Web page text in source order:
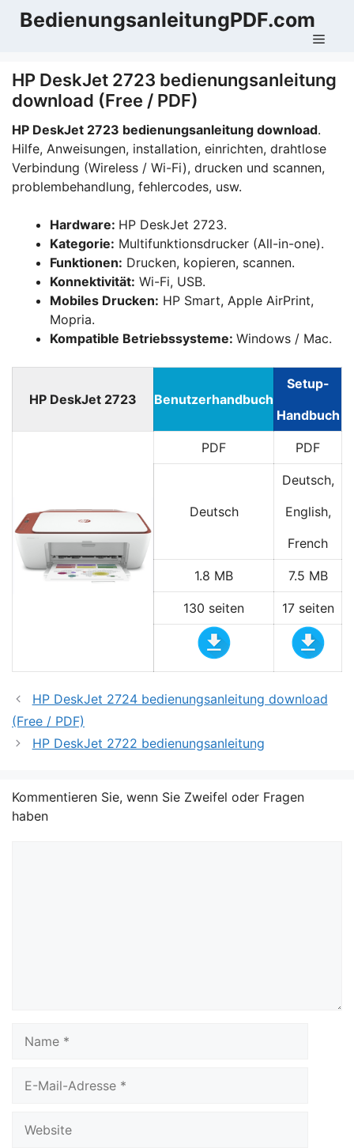
Zum
InhaltBedienungsanleitungPDF.com
HP DeskJet 2723 bedienungsanleitung
download (Free / PDF)
HP DeskJet 2723 bedienungsanleitung download.
Hilfe, Anweisungen, installation, einrichten, drahtlose
Verbindung (Wireless / Wi-Fi), drucken und scannen,
problembehandlung, fehlercodes, usw.
Hardware: HP DeskJet 2723.
Kategorie: Multifunktionsdrucker (All-in-one).
Funktionen: Drucken, kopieren, scannen.
Konnektivität: Wi-Fi, USB.
Mobiles Drucken: HP Smart, Apple AirPrint,
Mopria.
Kompatible Betriebssysteme: Windows / Mac.
HP DeskJet 2723 Benutzerhandbuch
Setup-
Handbuch
PDF PDF
Deutsch
Deutsch,
English,
French
1.8 MB 7.5 MB
130 seiten 17 seiten
HP DeskJet 2724 bedienungsanleitung download
(Free / PDF)
HP DeskJet 2722 bedienungsanleitung
Kommentieren Sie, wenn Sie Zweifel oder Fragen
haben
Mail-